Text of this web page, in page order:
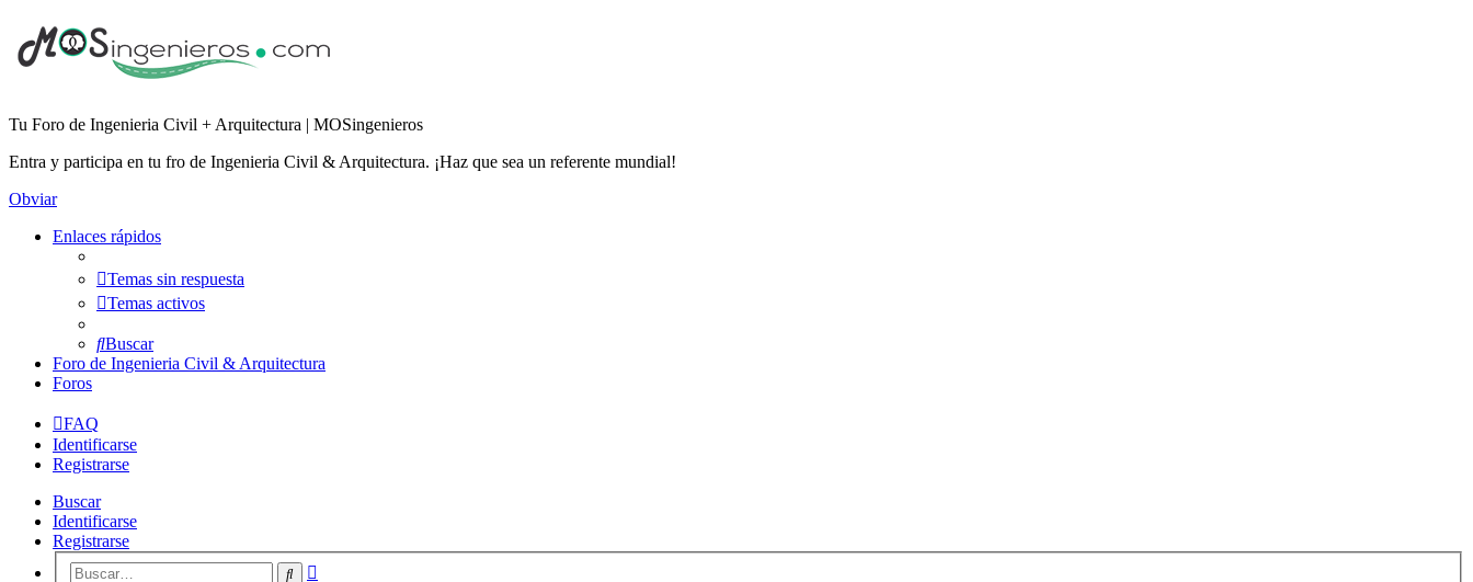
Tu Foro de Ingenieria Civil + Arquitectura | MOSingenieros
Entra y participa en tu fro de Ingenieria Civil & Arquitectura. ¡Haz que sea un referente mundial!
Obviar
Enlaces rápidos
Temas sin respuesta
Temas activos
Buscar
Foro de Ingenieria Civil & Arquitectura
Foros
FAQ
Identificarse
Registrarse
Buscar
Identificarse
Registrarse
Buscar